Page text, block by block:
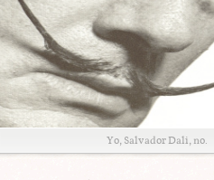
Yo, Salvador Dali, no.